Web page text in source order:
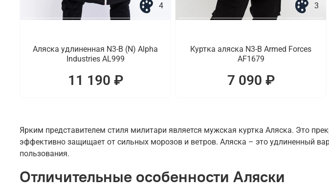
4
Аляска удлиненная N3-B (N) Alpha
Industries AL999
11 190 ₽
3
Куртка аляска N3-B Armed Forces
AF1679
7 090 ₽
Ярким представителем стиля милитари является мужская куртка Аляска. Это
эффективно защищает от сильных морозов и ветров. Аляска – это удлиненный
пользования.
Отличительные особенности Аляски